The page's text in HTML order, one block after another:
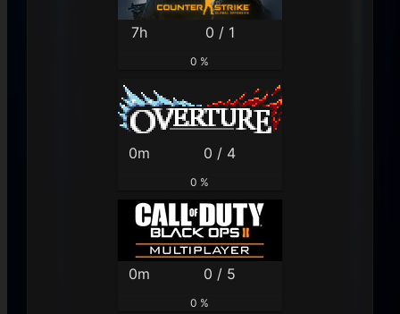
7h 0 / 1
0 %
0m 0 / 4
0 %
0m 0 / 5
0 %